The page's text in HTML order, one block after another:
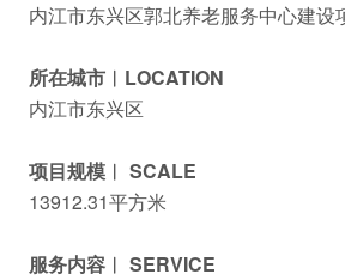
内江市东兴区郭北养老服务中心建设
所在城市︱LOCATION
内江市东兴区
项目规模︱ SCALE
13912.31平方米
服务内容︱ SERVICE